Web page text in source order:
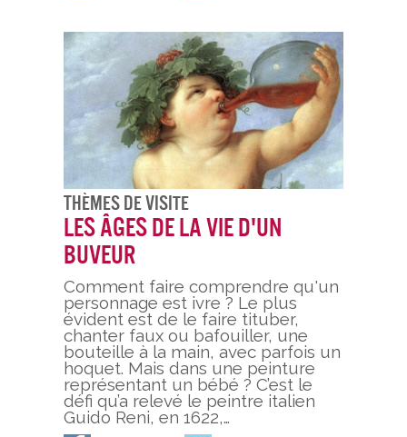
Thèmes De Visite
Les âges de la vie d'un
buveur
Comment faire comprendre qu'un
personnage est ivre ? Le plus
évident est de le faire tituber,
chanter faux ou bafouiller, une
bouteille à la main, avec parfois un
hoquet. Mais dans une peinture
représentant un bébé ? C’est le
défi qu’a relevé le peintre italien
Guido Reni, en 1622,…